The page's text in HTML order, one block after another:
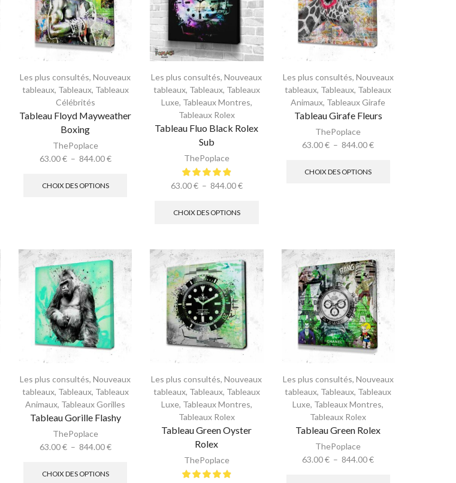
Les plus consultés,Nouveaux
tableaux, Tableaux, Tableaux
Célébrités
Tableau Floyd Mayweather
Boxing
ThePoplace
63.00€ – 844.00€
CHOIX DES OPTIONS
Les plus consultés,Nouveaux
tableaux, Tableaux, Tableaux
Luxe, Tableaux Montres,
Tableaux Rolex
Tableau Fluo Black Rolex
Sub
ThePoplace
63.00€ – 844.00€
CHOIX DES OPTIONS
Les plus consultés, Nouveaux
tableaux, Tableaux, Tableaux
Animaux, Tableaux Girafe
Tableau Girafe Fleurs
ThePoplace
63.00€ – 844.00€
CHOIX DES OPTIONS
Les plus consultés,Nouveaux
tableaux, Tableaux, Tableaux
Animaux, Tableaux Gorilles
Tableau Gorille Flashy
ThePoplace
63.00€ – 844.00€
CHOIX DES OPTIONS
Les plus consultés,Nouveaux
tableaux, Tableaux, Tableaux
Luxe, Tableaux Montres,
Tableaux Rolex
Tableau Green Oyster
Rolex
ThePoplace
Les plus consultés, Nouveaux
tableaux, Tableaux, Tableaux
Luxe, Tableaux Montres,
Tableaux Rolex
Tableau Green Rolex
ThePoplace
63.00€ – 844.00€